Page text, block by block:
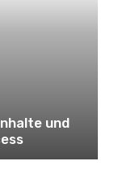
und